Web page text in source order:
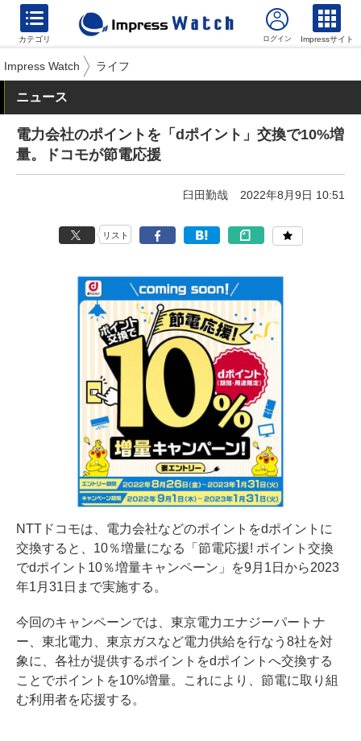
カテゴリ Impressサイト
Impress Watch ライフ
ニュース
電力会社のポイントを「dポイント」交換で10%増
量。ドコモが節電応援
臼田勤哉 2022年8月9日 10:51
リスト
NTTドコモは、電力会社などのポイントをdポイントに
交換すると、10％増量になる「節電応援! ポイント交換
でdポイント10％増量キャンペーン」を9月1日から2023
年1月31日まで実施する。
今回のキャンペーンでは、東京電力エナジーパートナ
ー、東北電力、東京ガスなど電力供給を行なう8社を対
象に、各社が提供するポイントをdポイントへ交換する
ことでポイントを10%増量。これにより、節電に取り組
む利用者を応援する。